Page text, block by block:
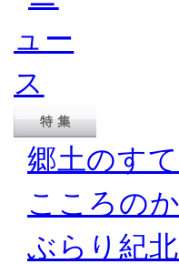
郷土のす
こころの
ぶらり紀